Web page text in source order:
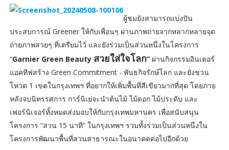
ผู้ชมยังสามารถแบ่งปัน
ประสบการณ์ Greener ให้กับเพื่อนๆ ผ่านภาพถ่ายจากหลากหลายจุด
ถ่ายภาพสวยๆ ที่เตรียมไว้ และยังร่วมเป็นส่วนหนึ่งในโครงการ
“Garnier Green Beauty สวยใส่ใจโลก”ผ่านกิจกรรมอินเตอร์
แอคทีฟสร้าง Green Commitment - พันธกิจรักษ์โลก และยังชวน
โหวต 1 เขตในกรุงเทพฯ ที่อยากให้เพิ่มพื้นที่สีเขียวมากที่สุด โดยภาย
หลังจบนิทรรศการ การ์นิเย่จะนำต้นไม้ ไม้ดอก ไม้ประดับ และ
เฟอร์นิเจอร์ทั้งหมดส่งมอบให้กับกรุงเทพมหานคร เพื่อสนับสนุน
โครงการ “สวน 15 นาที” ในกรุงเทพฯ รวมทั้งร่วมเป็นส่วนหนึ่งใน
โครงการพัฒนาพื้นที่สวนสาธารณะในอนาคตต่อไปอีกด้วย